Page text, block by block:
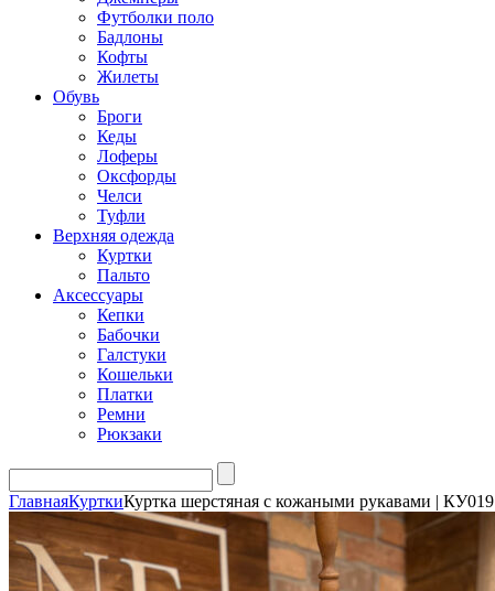
Футболки поло
Бадлоны
Кофты
Жилеты
Обувь
Броги
Кеды
Лоферы
Оксфорды
Челси
Туфли
Верхняя одежда
Куртки
Пальто
Аксессуары
Кепки
Бабочки
Галстуки
Кошельки
Платки
Ремни
Рюкзаки
ГлавнаяКурткиКуртка шерстяная с кожаными рукавами | КУ019